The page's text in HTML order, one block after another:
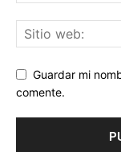
Guardar mi
comente.